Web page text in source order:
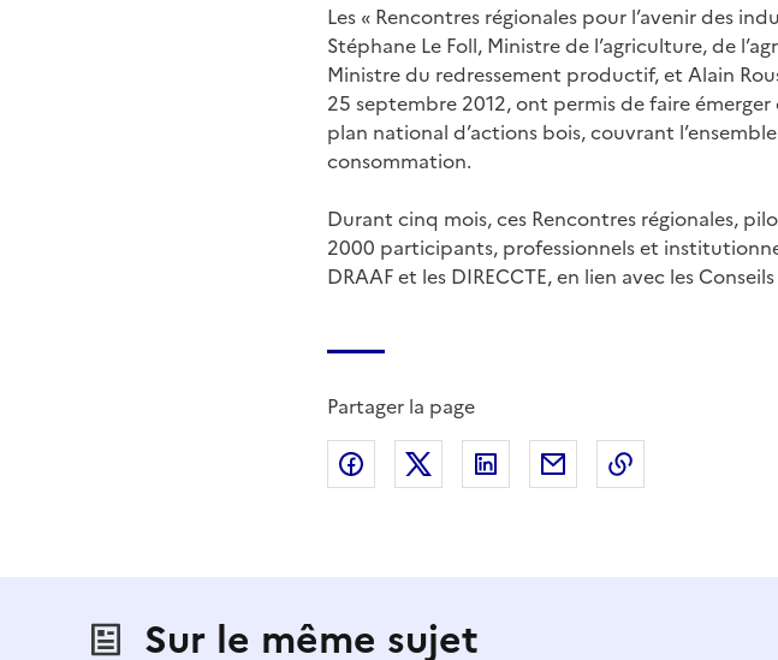
Les « Rencontres régionales pour l’avenir des
Stéphane Le Foll, Ministre de l’agriculture, de
Ministre du redressement productif, et Alain
25 septembre 2012, ont permis de faire
plan national d’actions bois, couvrant
consommation.
Durant cinq mois, ces Rencontres régionales,
2000 participants, professionnels et
DRAAF et les DIRECCTE, en lien avec les
Partager la page
Partager sur Facebook
Partager sur X (anciennement Twitter)
Partager sur LinkedIn
Partager par email
Copier dans
Sur le même sujet